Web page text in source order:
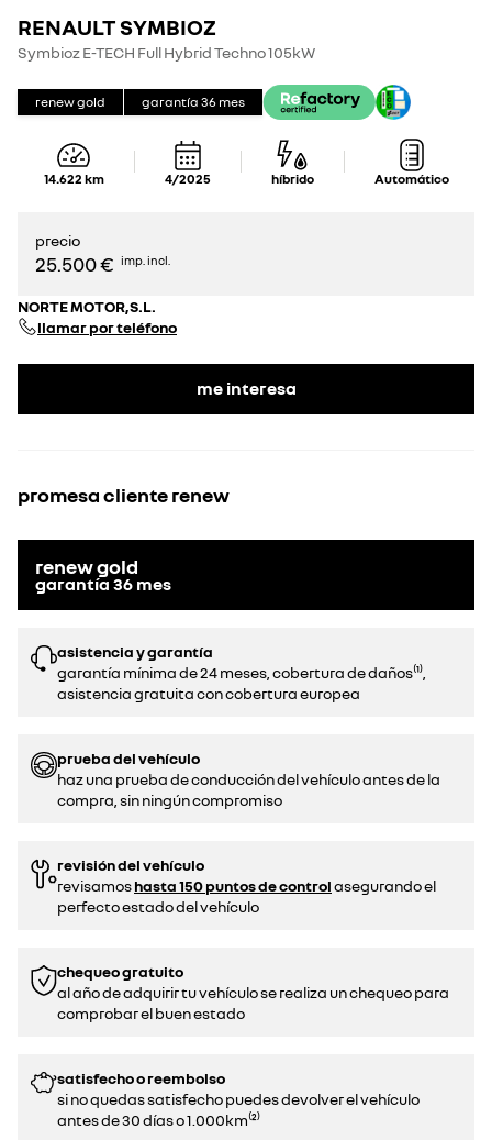
RENAULT SYMBIOZ
Symbioz E-TECH Full Hybrid Techno 105kW
renew gold garantía 36 mes
14.622 km 4/2025 híbrido Automático
precio
25.500 € imp. incl.
NORTE MOTOR,S.L.
llamar por teléfono
me interesa
promesa cliente renew
renew gold
garantía 36 mes
asistencia y garantía
garantía mínima de 24 meses, cobertura de daños⁽¹⁾,
asistencia gratuita con cobertura europea
prueba del vehículo
haz una prueba de conducción del vehículo antes de la
compra, sin ningún compromiso
revisión del vehículo
revisamoshasta 150 puntos de controlasegurando el
perfecto estado del vehículo
chequeo gratuito
al año de adquirir tu vehículo se realiza un chequeo para
comprobar el buen estado​​
satisfecho o reembolso
si no quedas satisfecho puedes devolver el vehículo
antes de 30 días o 1.000km⁽²⁾